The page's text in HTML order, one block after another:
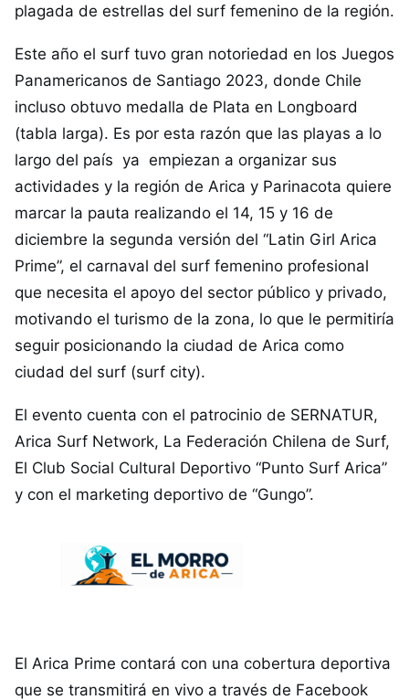
plagada de estrellas del surf femenino de la región.
Este año el surf tuvo gran notoriedad en los Juegos
Panamericanos de Santiago 2023, donde Chile
incluso obtuvo medalla de Plata en Longboard
(tabla larga). Es por esta razón que las playas a lo
largo del país ya empiezan a organizar sus
actividades y la región de Arica y Parinacota quiere
marcar la pauta realizando el 14, 15 y 16 de
diciembre la segunda versión del “Latin Girl Arica
Prime”, el carnaval del surf femenino profesional
que necesita el apoyo del sector público y privado,
motivando el turismo de la zona, lo que le permitiría
seguir posicionando la ciudad de Arica como
ciudad del surf (surf city).
El evento cuenta con el patrocinio de SERNATUR,
Arica Surf Network, La Federación Chilena de Surf,
El Club Social Cultural Deportivo “Punto Surf Arica”
y con el marketing deportivo de “Gungo”.
El Arica Prime contará con una cobertura deportiva
que se transmitirá en vivo a través de Facebook